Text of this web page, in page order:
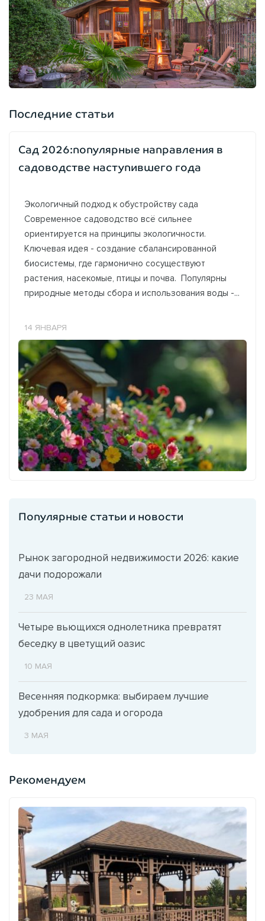
Последние статьи
Сад 2026:популярные направления в
садоводстве наступившего года
Экологичный подход к обустройству сада
Современное садоводство всё сильнее
ориентируется на принципы экологичности.
Ключевая идея - создание сбалансированной
биосистемы, где гармонично сосуществуют
растения, насекомые, птицы и почва. Популярны
природные методы сбора и использования воды -...
14 ЯНВАРЯ
Популярные статьи и новости
Рынок загородной недвижимости 2026: какие
дачи подорожали
23 МАЯ
Четыре вьющихся однолетника превратят
беседку в цветущий оазис
10 МАЯ
Весенняя подкормка: выбираем лучшие
удобрения для сада и огорода
3 МАЯ
Рекомендуем